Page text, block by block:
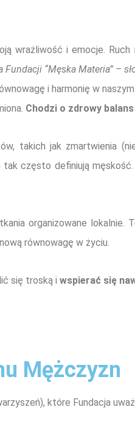
wrażliwość i emocje.
Fundacji “Męska Materia” –
i harmonię w
Chodzi o zdrowy balans
takich jak zmartwienia
często definiują
organizowane lokalnie.
równowagę w życiu.
się troską i wspierać się
Mężczyzn
które Fundacja